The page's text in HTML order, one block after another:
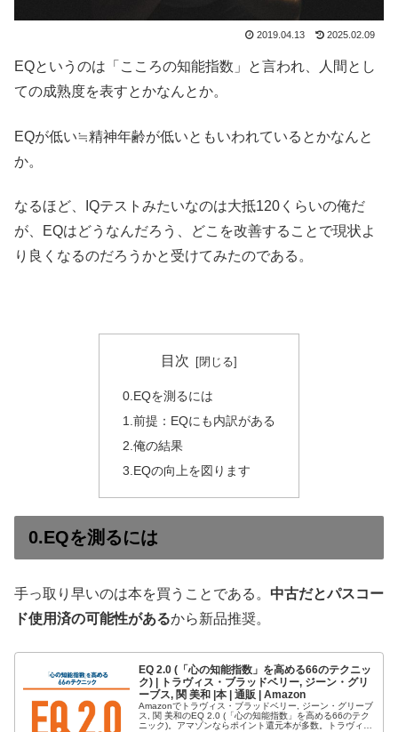
2019.04.13 2025.02.09
EQというのは「こころの知能指数」と言われ、人間とし
ての成熟度を表すとかなんとか。
EQが低い≒精神年齢が低いともいわれているとかなんと
か。
なるほど、IQテストみたいなのは大抵120くらいの俺だ
が、EQはどうなんだろう、どこを改善することで現状よ
り良くなるのだろうかと受けてみたのである。
目次
0.EQを測るには
1.前提：EQにも内訳がある
2.俺の結果
3.EQの向上を図ります
0.EQを測るには
手っ取り早いのは本を買うことである。 中古だとパスコー
ド使用済の可能性があるから新品推奨。
EQ 2.0 (「心の知能指数」を高める66のテクニッ
ク) | トラヴィス・ブラッドベリー, ジーン・グリ
ーブス, 関 美和 |本 | 通販 | Amazon
Amazonでトラヴィス・ブラッドベリー, ジーン・グリーブ
ス, 関 美和のEQ 2.0 (「心の知能指数」を高める66のテク
ニック)。アマゾンならポイント還元本が多数。トラヴィ